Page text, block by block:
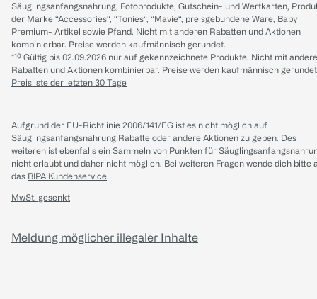
Säuglingsanfangsnahrung, Fotoprodukte, Gutschein- und Wertkarten,
der Marke “Accessories“, “Tonies“, “Mavie“, preisgebundene Ware, Baby
Premium- Artikel sowie Pfand. Nicht mit anderen Rabatten und Aktionen
kombinierbar. Preise werden kaufmännisch gerundet.
*¹⁰ Gültig bis 02.09.2026 nur auf gekennzeichnete Produkte. Nicht mit
Rabatten und Aktionen kombinierbar. Preise werden kaufmännisch
Preisliste der letzten 30 Tage
Aufgrund der EU-Richtlinie 2006/141/EG ist es nicht möglich auf
Säuglingsanfangsnahrung Rabatte oder andere Aktionen zu geben. Des
weiteren ist ebenfalls ein Sammeln von Punkten für
nicht erlaubt und daher nicht möglich. Bei weiteren Fragen wende dich bitte
das BIPA Kundenservice.
MwSt. gesenkt
Meldung möglicher illegaler Inhalte